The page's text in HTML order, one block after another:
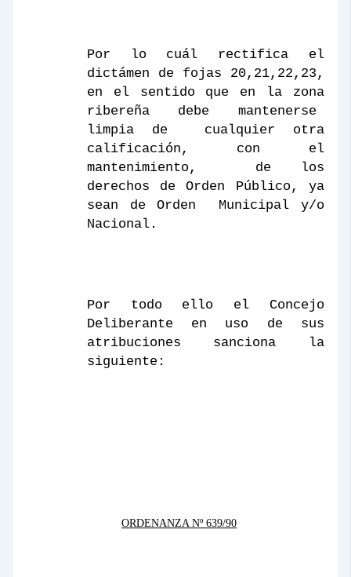
Por lo cuál rectifica el
dictámen de fojas 20,21,22,23,
en el sentido que en la zona
ribereña debe mantenerse
limpia de
cualquier otra
calificación, con el
mantenimiento,
de los
derechos de Orden Público, ya
sean de Orden
Municipal y/o
Nacional.
Por todo ello el Concejo
Deliberante en uso de sus
atribuciones sanciona la
siguiente:
ORDENANZA Nº 639/90